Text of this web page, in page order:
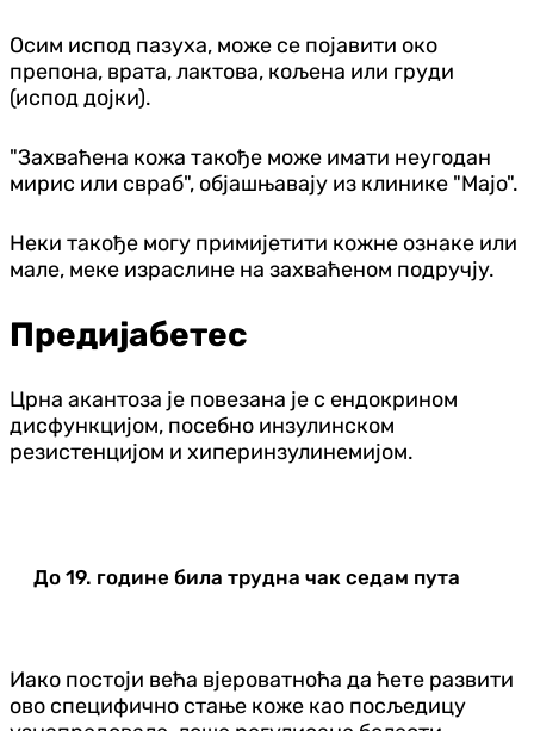
Осим испод пазуха, може се појавити око
препона, врата, лактова, кољена или груди
(испод дојки).
"Захваћена кожа такође може имати неугодан
мирис или свраб", објашњавају из клинике "Мајо".
Неки такође могу примијетити кожне ознаке или
мале, меке израслине на захваћеном подручју.
Предијабетес
Црна акантоза је повезана је с ендокрином
дисфункцијом, посебно инзулинском
резистенцијом и хиперинзулинемијом.
До 19. године била трудна чак седам пута
Иако постоји већа вјероватноћа да ћете развити
ово специфично стање коже као посљедицу